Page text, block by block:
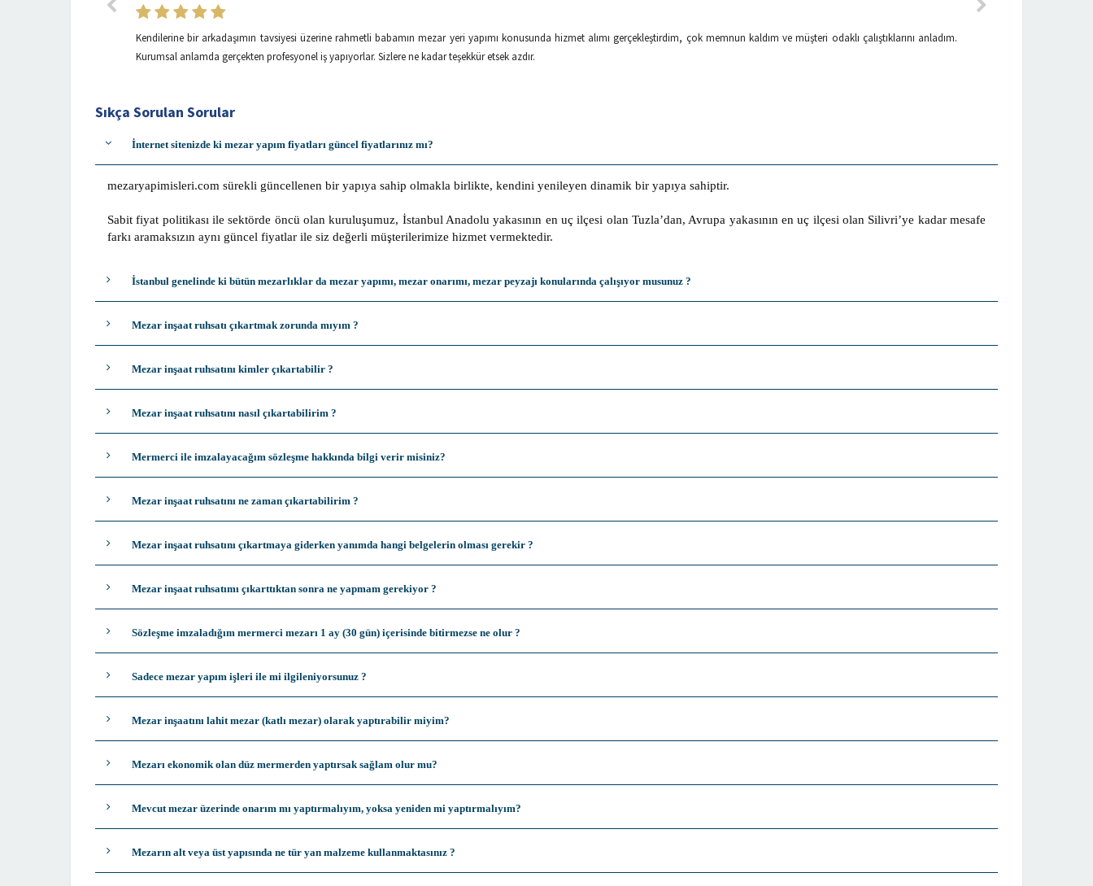
Kendilerine bir arkadaşımın tavsiyesi üzerine rahmetli babamın mezar yeri yapımı konusunda hizmet alımı gerçekleştirdim, çok memnun kaldım ve müşteri odaklı çalıştıklarını anladım.
Kurumsal anlamda gerçekten profesyonel iş yapıyorlar. Sizlere ne kadar teşekkür etsek azdır.
Sıkça Sorulan Sorular
İnternet sitenizde ki mezar yapım fiyatları güncel fiyatlarınız mı?
mezaryapimisleri.com sürekli güncellenen bir yapıya sahip olmakla birlikte, kendini yenileyen dinamik bir yapıya sahiptir.
Sabit fiyat politikası ile sektörde öncü olan kuruluşumuz, İstanbul Anadolu yakasının en uç ilçesi olan Tuzla’dan, Avrupa yakasının en uç ilçesi olan Silivri’ye kadar mesafe
farkı aramaksızın aynı güncel fiyatlar ile siz değerli müşterilerimize hizmet vermektedir.
İstanbul genelinde ki bütün mezarlıklar da mezar yapımı, mezar onarımı, mezar peyzajı konularında çalışıyor musunuz ?
Mezar inşaat ruhsatı çıkartmak zorunda mıyım ?
Mezar inşaat ruhsatını kimler çıkartabilir ?
Mezar inşaat ruhsatını nasıl çıkartabilirim ?
Mermerci ile imzalayacağım sözleşme hakkında bilgi verir misiniz?
Mezar inşaat ruhsatını ne zaman çıkartabilirim ?
Mezar inşaat ruhsatını çıkartmaya giderken yanımda hangi belgelerin olması gerekir ?
Mezar inşaat ruhsatımı çıkarttıktan sonra ne yapmam gerekiyor ?
Sözleşme imzaladığım mermerci mezarı 1 ay (30 gün) içerisinde bitirmezse ne olur ?
Sadece mezar yapım işleri ile mi ilgileniyorsunuz ?
Mezar inşaatını lahit mezar (katlı mezar) olarak yaptırabilir miyim?
Mezarı ekonomik olan düz mermerden yaptırsak sağlam olur mu?
Mevcut mezar üzerinde onarım mı yaptırmalıyım, yoksa yeniden mi yaptırmalıyım?
Mezarın alt veya üst yapısında ne tür yan malzeme kullanmaktasınız ?